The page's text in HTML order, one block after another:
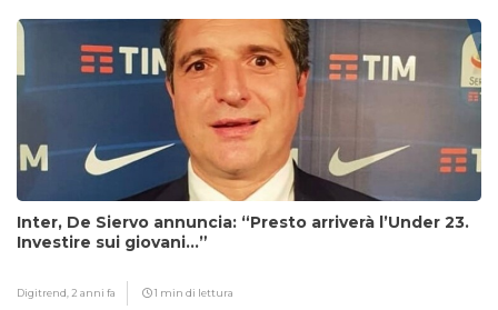
Inter, De Siervo annuncia: “Presto arriverà l’Under 23.
Investire sui giovani…”
Digitrend, 2 anni fa 1 min di lettura